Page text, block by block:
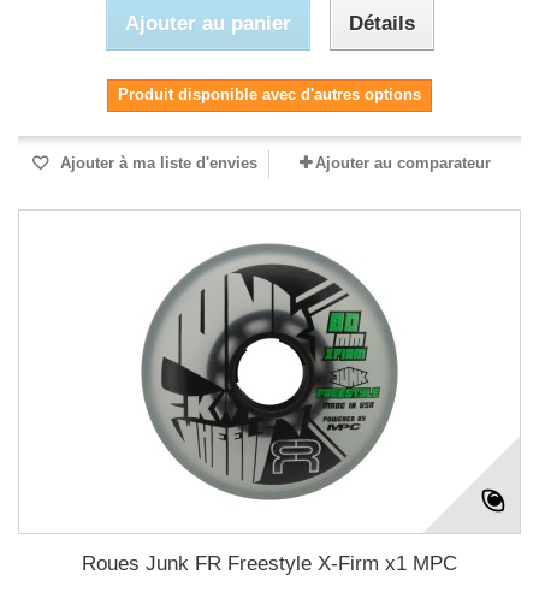
Ajouter au panier Détails
Produit disponible avec d'autres options
Ajouter à ma liste d'envies Ajouter au comparateur
Roues Junk FR Freestyle X-Firm x1 MPC